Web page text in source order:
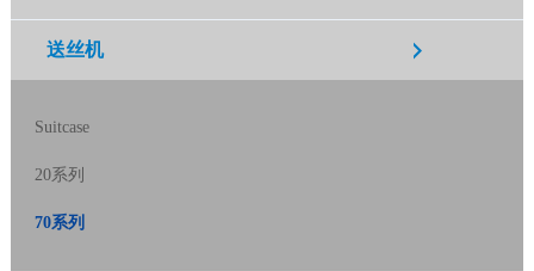
送丝机
Suitcase
20系列
70系列